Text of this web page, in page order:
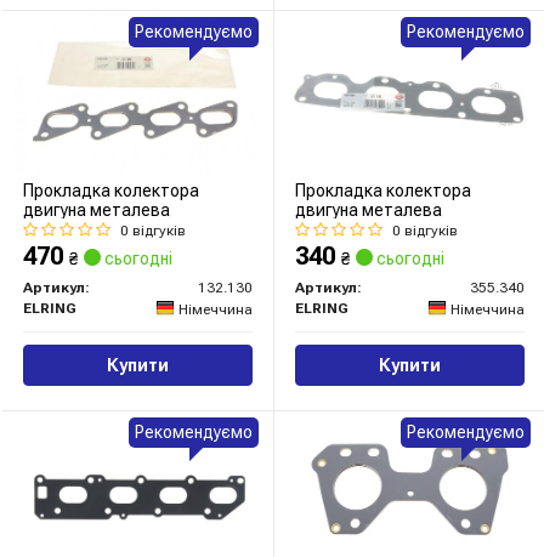
Прокладка колектора
двигуна металева
0 відгуків
470 ₴ сьогодні
Артикул:
132.130
ELRING
Німеччина
Купити
Рекомендуємо
Прокладка колектора
двигуна металева
0 відгуків
340 ₴ сьогодні
Артикул:
355.340
ELRING
Німеччина
Купити
Рекомендуємо
Рекомендуємо Рекомендуємо